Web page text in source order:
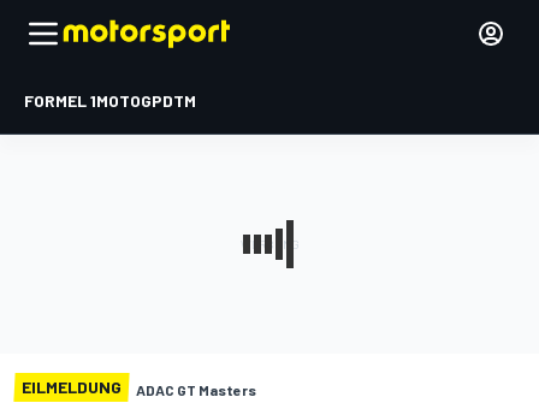
FORMEL 1MOTOGPDTM
EILMELDUNG ADAC GT Masters